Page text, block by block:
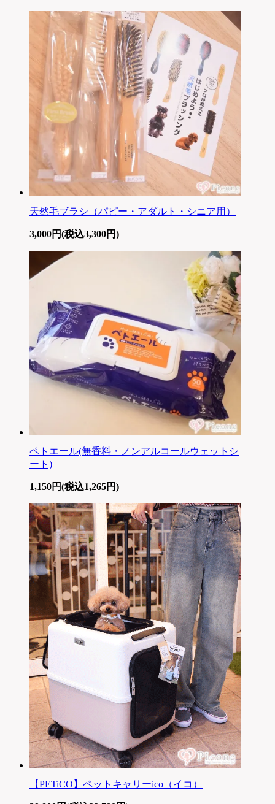
天然毛ブラシ（パピー・アダルト・シニア用）
3,000円(税込3,300円)
ペトエール(無香料・ノンアルコールウェットシ
ート)
1,150円(税込1,265円)
【PETiCO】ペットキャリーico（イコ）